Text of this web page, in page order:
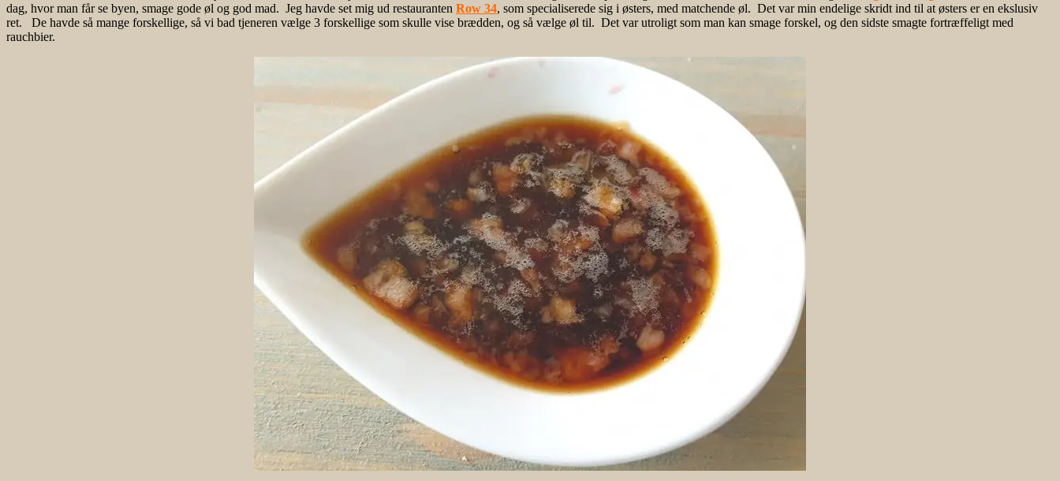
dag, hvor man får se byen, smage gode øl og god mad. Jeg havde set mig ud restauranten Row 34, som specialiserede sig i østers, med matchende øl. Det var min endelige skridt ind til at østers er en ekslusiv
ret. De havde så mange forskellige, så vi bad tjeneren vælge 3 forskellige som skulle vise brædden, og så vælge øl til. Det var utroligt som man kan smage forskel, og den sidste smagte fortræffeligt med
rauchbier.